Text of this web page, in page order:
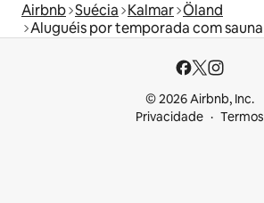
Airbnb Suécia Kalmar Öland
Aluguéis por temporada com sauna
© 2026 Airbnb, Inc.
Privacidade
Termos